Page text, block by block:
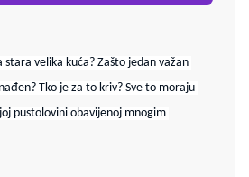
stara velika kuća? Zašto jedan važan
Tko je za to kriv? Sve to moraju
pustolovini obavijenoj mnogim